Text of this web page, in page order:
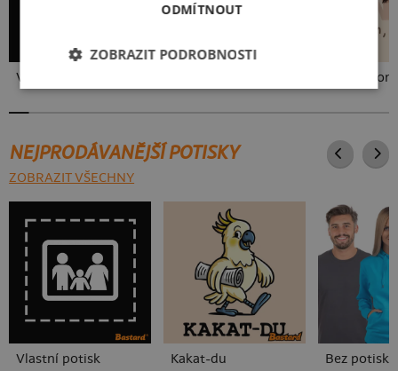
V pressu Sním o
NEJPRODÁVANĚJŠÍ POTISKY
ZOBRAZIT VŠECHNY
Vlastní potisk Kakat-du Bez potisku
ODMÍTNOUT
ZOBRAZIT PODROBNOSTI